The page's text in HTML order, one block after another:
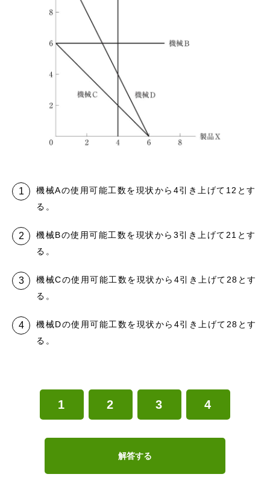
機械Aの使用可能工数を現状から4引き上げて12とす
る。
機械Bの使用可能工数を現状から3引き上げて21とす
る。
機械Cの使用可能工数を現状から4引き上げて28とす
る。
機械Dの使用可能工数を現状から4引き上げて28とす
る。
1 2 3 4
解答する